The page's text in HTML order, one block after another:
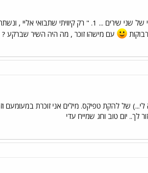
עם מישהו זוכר , מה היה השיר שברקע
לך.. יום טוב וחג שמייח עדי